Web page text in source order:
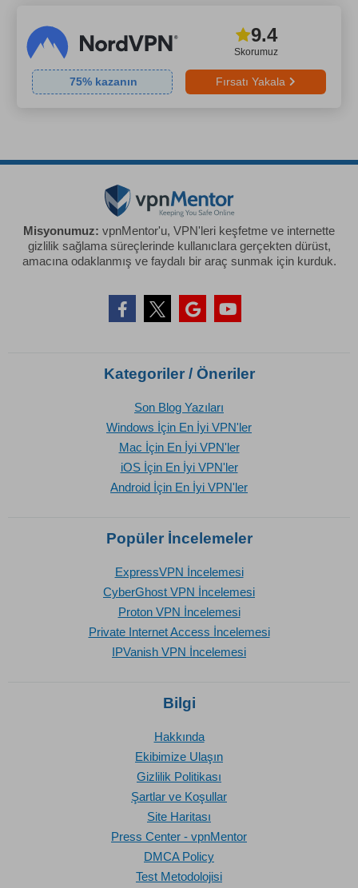
Skorumuz
9.4
75% kazanın Fırsatı Yakala
Misyonumuz: vpnMentor'u, VPN'leri keşfetme ve internette
gizlilik sağlama süreçlerinde kullanıclara gerçekten dürüst,
amacına odaklanmış ve faydalı bir araç sunmak için kurduk.
Kategoriler / Öneriler
Son Blog Yazıları
Windows İçin En İyi VPN'ler
Mac İçin En İyi VPN'ler
iOS İçin En İyi VPN'ler
Android İçin En İyi VPN'ler
Popüler İncelemeler
ExpressVPN İncelemesi
CyberGhost VPN İncelemesi
Proton VPN İncelemesi
Private Internet Access İncelemesi
IPVanish VPN İncelemesi
Bilgi
Hakkında
Ekibimize Ulaşın
Gizlilik Politikası
Şartlar ve Koşullar
Site Haritası
Press Center - vpnMentor
DMCA Policy
Test Metodolojisi